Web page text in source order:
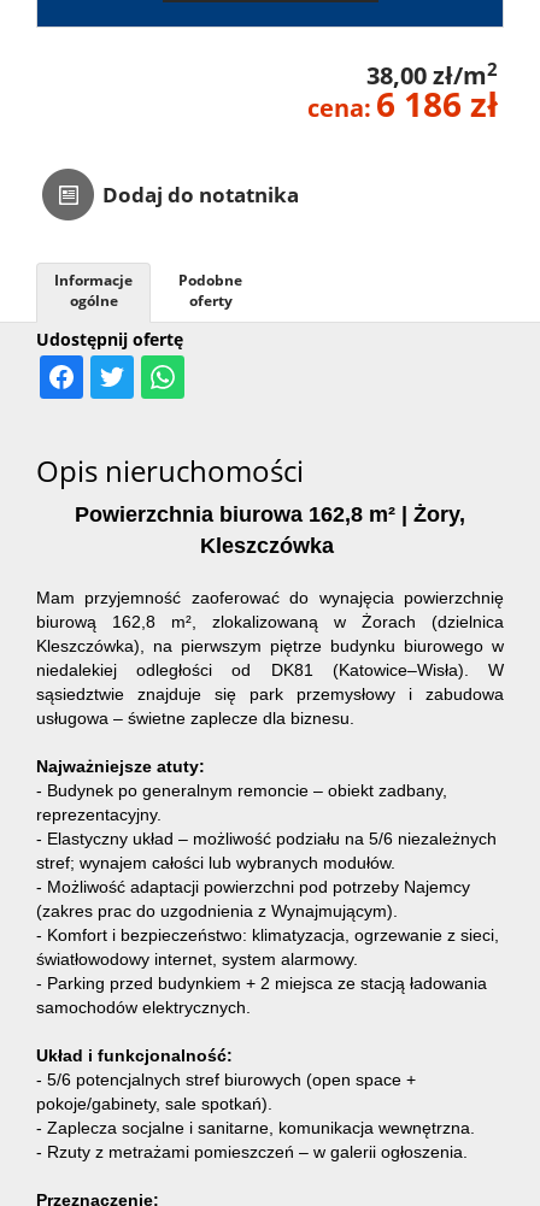
Sałek
38,00 zł/m2
cena: 6 186 zł
Dodaj do notatnika
Udostępnij ofertę
Informacje
ogólne
Podobne
oferty
Opis nieruchomości
Powierzchnia biurowa 162,8 m² | Żory,
Kleszczówka
Mam przyjemność zaoferować do wynajęcia powierzchnię
biurową 162,8 m², zlokalizowaną w Żorach (dzielnica
Kleszczówka), na pierwszym piętrze budynku biurowego w
niedalekiej odległości od DK81 (Katowice–Wisła). W
sąsiedztwie znajduje się park przemysłowy i zabudowa
usługowa – świetne zaplecze dla biznesu.
Najważniejsze atuty:
- Budynek po generalnym remoncie – obiekt zadbany,
reprezentacyjny.
- Elastyczny układ – możliwość podziału na 5/6 niezależnych
stref; wynajem całości lub wybranych modułów.
- Możliwość adaptacji powierzchni pod potrzeby Najemcy
(zakres prac do uzgodnienia z Wynajmującym).
- Komfort i bezpieczeństwo: klimatyzacja, ogrzewanie z sieci,
światłowodowy internet, system alarmowy.
- Parking przed budynkiem + 2 miejsca ze stacją ładowania
samochodów elektrycznych.
Układ i funkcjonalność:
- 5/6 potencjalnych stref biurowych (open space +
pokoje/gabinety, sale spotkań).
- Zaplecza socjalne i sanitarne, komunikacja wewnętrzna.
- Rzuty z metrażami pomieszczeń – w galerii ogłoszenia.
Przeznaczenie: